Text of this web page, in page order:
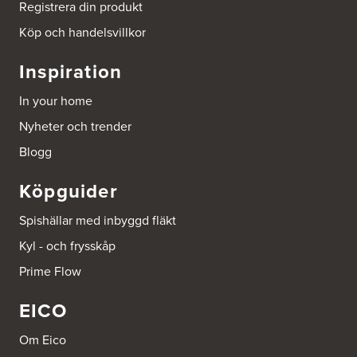
Tel.:0046-86428515
http://www.ballingslov.se
Gäddvägen 12
Tel.:752412900
Hönekullavägen 25
Tel.:752418750
Beijer Byggmaterial Bollnäs - Filial 041
Industrigatan 5
Tel.: 752411000
Beijer Byggmaterial Piteå - Filial 002
Batterigatan 2
941 47 Piteå
Registrera din produkt
Köp och handelsvillkor
Inspiration
In your home
Nyheter och trender
Blogg
Köpguider
Spishällar med inbyggd fläkt
Kyl - och frysskåp
Prime Flow
EICO
Om Eico